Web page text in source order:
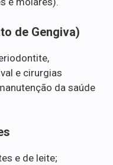
de Gengiva)
e cirurgias
da saúde
e de leite;